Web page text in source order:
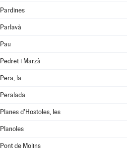
Pardines
Parlavà
Pau
Pedret i Marzà
Pera, la
Peralada
Planes d'Hostoles, les
Planoles
Pont de Molins